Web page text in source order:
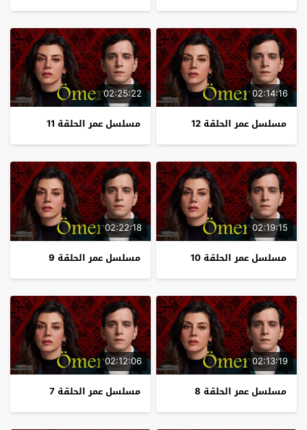
02:14:16
مسلسل عمر الحلقة 12
02:25:22
مسلسل عمر الحلقة 11
02:19:15
مسلسل عمر الحلقة 10
02:22:18
مسلسل عمر الحلقة 9
02:13:19
مسلسل عمر الحلقة 8
02:12:06
مسلسل عمر الحلقة 7